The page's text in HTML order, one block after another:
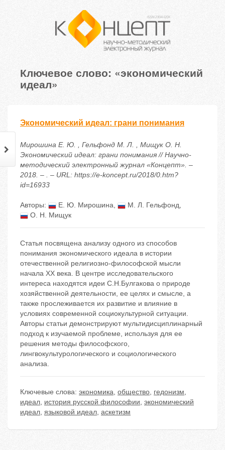
Ключевое слово: «экономический
идеал»
Экономический идеал: грани понимания
Мирошина Е. Ю. , Гельфонд М. Л. , Мищук О. Н.
Экономический идеал: грани понимания // Научно-
методический электронный журнал «Концепт». –
2018. – . – URL: https://e-koncept.ru/2018/0.htm?
id=16933
Авторы: Е. Ю. Мирошина, М. Л. Гельфонд,
О. Н. Мищук
Статья посвящена анализу одного из способов
понимания экономического идеала в истории
отечественной религиозно-философской мысли
начала ХХ века. В центре исследовательского
интереса находятся идеи С.Н.Булгакова о природе
хозяйственной деятельности, ее целях и смысле, а
также прослеживается их развитие и влияние в
условиях современной социокультурной ситуации.
Авторы статьи демонстрируют мультидисциплинарный
подход к изучаемой проблеме, используя для ее
решения методы философского,
лингвокультурологического и социологического
анализа.
Ключевые слова: экономика, общество, гедонизм,
идеал, история русской философии, экономический
идеал, языковой идеал, аскетизм